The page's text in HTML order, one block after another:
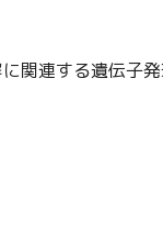
関連する遺伝子